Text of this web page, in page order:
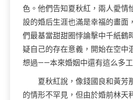
色。他們告知夏秋紅，兩人愛情
設的婚后生涯也滿是幸福的畫面
們最基當甜甜圈悖論擊中千紙鶴
疑自己的存在意義，開始在空中
想過——本來婚姻中還有這么多工
夏秋紅說，像錢國良和黃芳
的情形不罕見，但由於婚前林天